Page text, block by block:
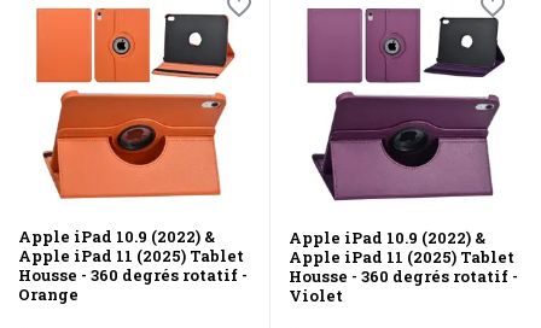
Apple iPad 10.9 (2022) &
Apple iPad 11 (2025) Tablet
Housse - 360 degrés rotatif -
Orange
Apple iPad 10.9 (2022) &
Apple iPad 11 (2025) Tablet
Housse - 360 degrés rotatif -
Violet